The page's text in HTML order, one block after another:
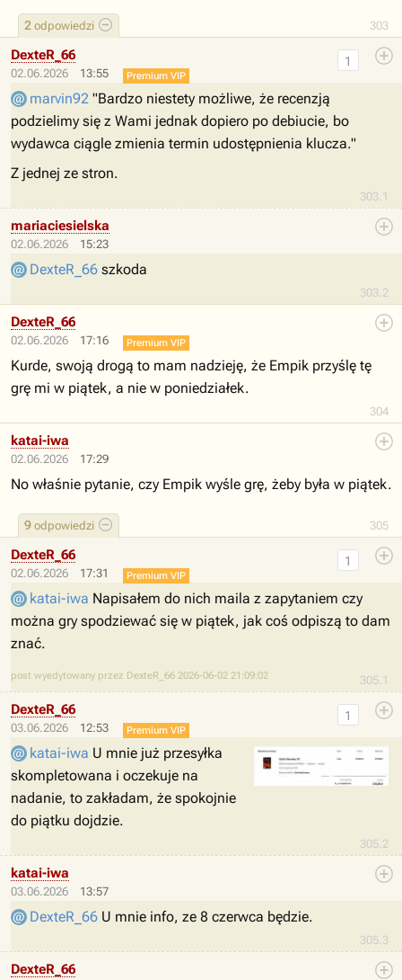
303
2 odpowiedzi
02.06.2026 13:55
303.1
1
DexteR_66
Premium VIP
marvin92 "Bardzo niestety możliwe, że recenzją
podzielimy się z Wami jednak dopiero po debiucie, bo
wydawca ciągle zmienia termin udostępnienia klucza."
Z jednej ze stron.
02.06.2026 15:23
303.2
mariaciesielska
DexteR_66 szkoda
02.06.2026 17:16
304
DexteR_66
Premium VIP
Kurde, swoją drogą to mam nadzieję, że Empik przyślę tę
grę mi w piątek, a nie w poniedziałek.
02.06.2026 17:29
305
9 odpowiedzi
katai-iwa
No właśnie pytanie, czy Empik wyśle grę, żeby była w piątek.
02.06.2026 17:31
305.1
1
DexteR_66
Premium VIP
katai-iwa Napisałem do nich maila z zapytaniem czy
można gry spodziewać się w piątek, jak coś odpiszą to dam
znać.
post wyedytowany przez DexteR_66 2026-06-02 21:09:02
03.06.2026 12:53
305.2
1
DexteR_66
Premium VIP
katai-iwa U mnie już przesyłka
skompletowana i oczekuje na
nadanie, to zakładam, że spokojnie
do piątku dojdzie.
03.06.2026 13:57
305.3
katai-iwa
DexteR_66 U mnie info, ze 8 czerwca będzie.
DexteR_66